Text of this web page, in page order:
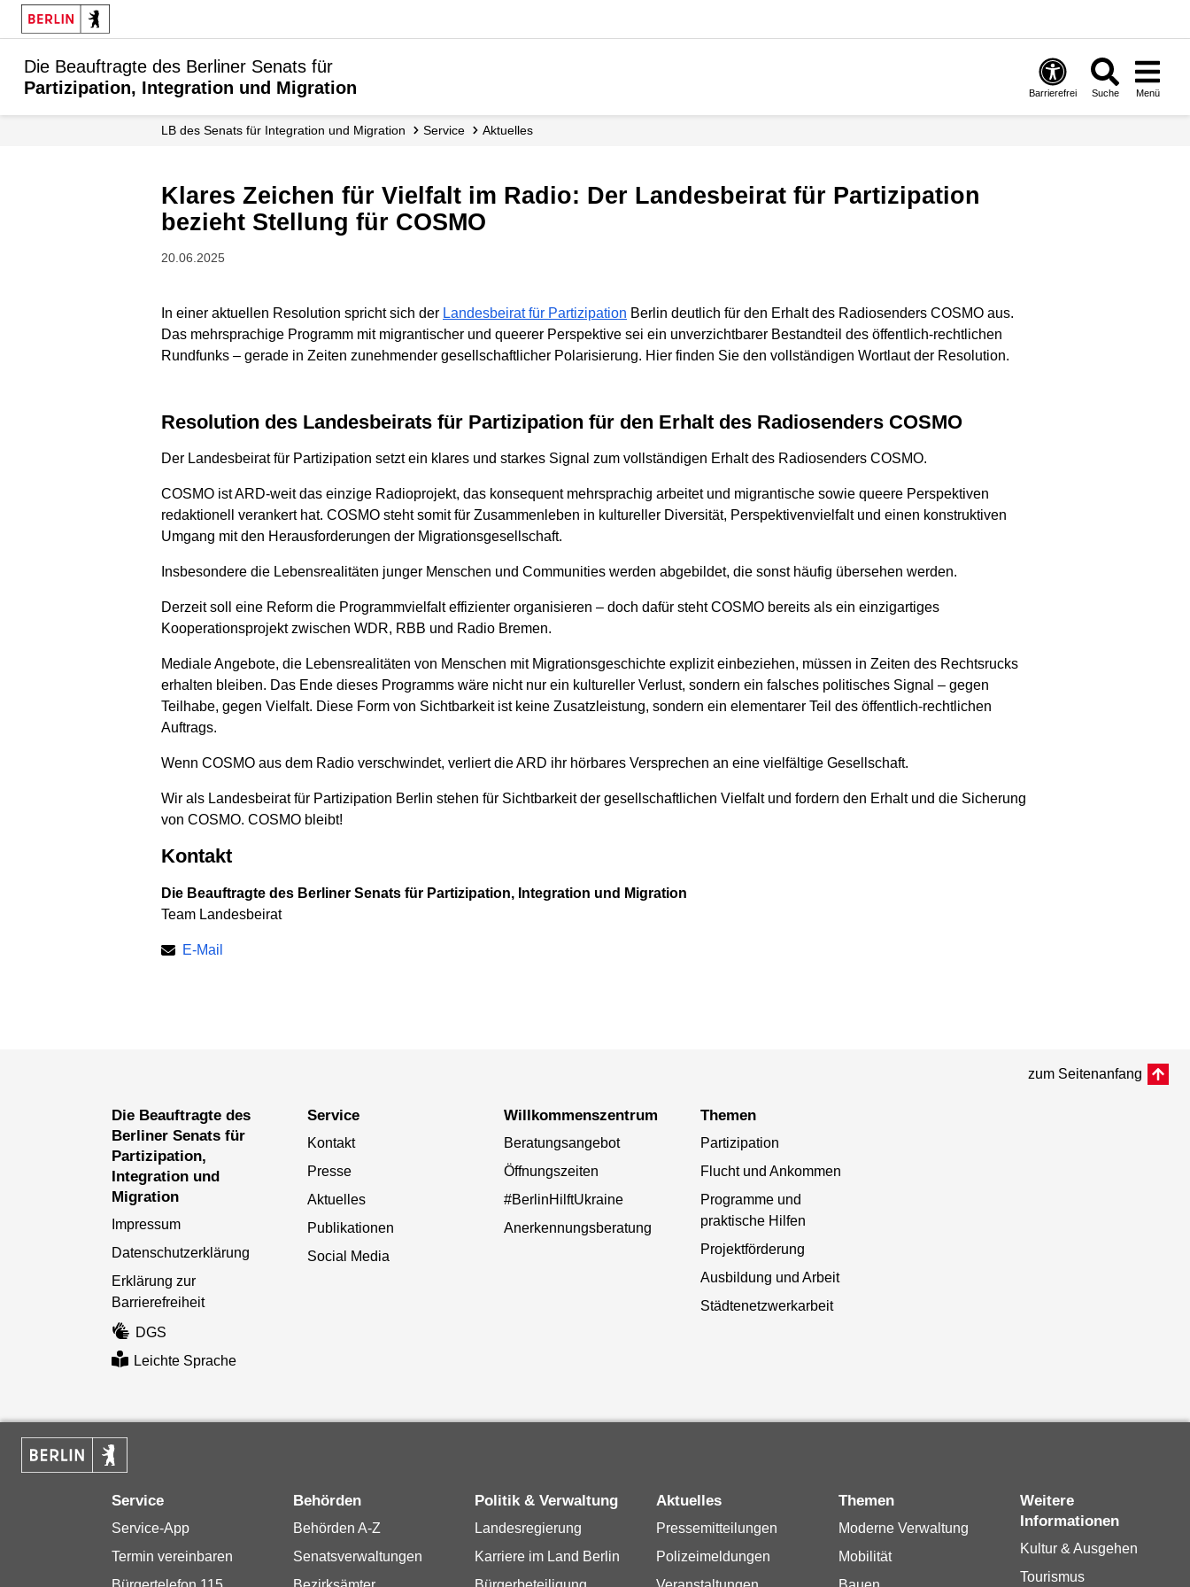
Die Beauftragte des Berliner Senats für
Partizipation, Integration und Migration
Barrierefrei Suche Menü
LB des Senats für Integration und Migration Service Aktuelles
Klares Zeichen für Vielfalt im Radio: Der Landesbeirat für Partizipation
bezieht Stellung für COSMO
20.06.2025
In einer aktuellen Resolution spricht sich der Landesbeirat für Partizipation Berlin deutlich für den Erhalt des Radiosenders COSMO aus.
Das mehrsprachige Programm mit migrantischer und queerer Perspektive sei ein unverzichtbarer Bestandteil des öffentlich-rechtlichen
Rundfunks – gerade in Zeiten zunehmender gesellschaftlicher Polarisierung. Hier finden Sie den vollständigen Wortlaut der Resolution.
Resolution des Landesbeirats für Partizipation für den Erhalt des Radiosenders COSMO
Der Landesbeirat für Partizipation setzt ein klares und starkes Signal zum vollständigen Erhalt des Radiosenders COSMO.
COSMO ist ARD-weit das einzige Radioprojekt, das konsequent mehrsprachig arbeitet und migrantische sowie queere Perspektiven
redaktionell verankert hat. COSMO steht somit für Zusammenleben in kultureller Diversität, Perspektivenvielfalt und einen konstruktiven
Umgang mit den Herausforderungen der Migrationsgesellschaft.
Insbesondere die Lebensrealitäten junger Menschen und Communities werden abgebildet, die sonst häufig übersehen werden.
Derzeit soll eine Reform die Programmvielfalt effizienter organisieren – doch dafür steht COSMO bereits als ein einzigartiges
Kooperationsprojekt zwischen WDR, RBB und Radio Bremen.
Mediale Angebote, die Lebensrealitäten von Menschen mit Migrationsgeschichte explizit einbeziehen, müssen in Zeiten des Rechtsrucks
erhalten bleiben. Das Ende dieses Programms wäre nicht nur ein kultureller Verlust, sondern ein falsches politisches Signal – gegen
Teilhabe, gegen Vielfalt. Diese Form von Sichtbarkeit ist keine Zusatzleistung, sondern ein elementarer Teil des öffentlich-rechtlichen
Auftrags.
Wenn COSMO aus dem Radio verschwindet, verliert die ARD ihr hörbares Versprechen an eine vielfältige Gesellschaft.
Wir als Landesbeirat für Partizipation Berlin stehen für Sichtbarkeit der gesellschaftlichen Vielfalt und fordern den Erhalt und die Sicherung
von COSMO. COSMO bleibt!
Kontakt
Die Beauftragte des Berliner Senats für Partizipation, Integration und Migration
Team Landesbeirat
E-Mail
zum Seitenanfang
Die Beauftragte des
Berliner Senats für
Partizipation,
Integration und
Migration
Impressum
Datenschutzerklärung
Erklärung zur
Barrierefreiheit
DGS
Leichte Sprache
Service
Kontakt
Presse
Aktuelles
Publikationen
Social Media
Willkommenszentrum
Beratungsangebot
Öffnungszeiten
#BerlinHilftUkraine
Anerkennungsberatung
Themen
Partizipation
Flucht und Ankommen
Programme und
praktische Hilfen
Projektförderung
Ausbildung und Arbeit
Städtenetzwerkarbeit
Service
Service-App
Termin vereinbaren
Behörden
Behörden A-Z
Senatsverwaltungen
Politik & Verwaltung
Landesregierung
Karriere im Land Berlin
Aktuelles
Pressemitteilungen
Polizeimeldungen
Themen
Moderne Verwaltung
Mobilität
Weitere
Informationen
Kultur & Ausgehen
Tourismus